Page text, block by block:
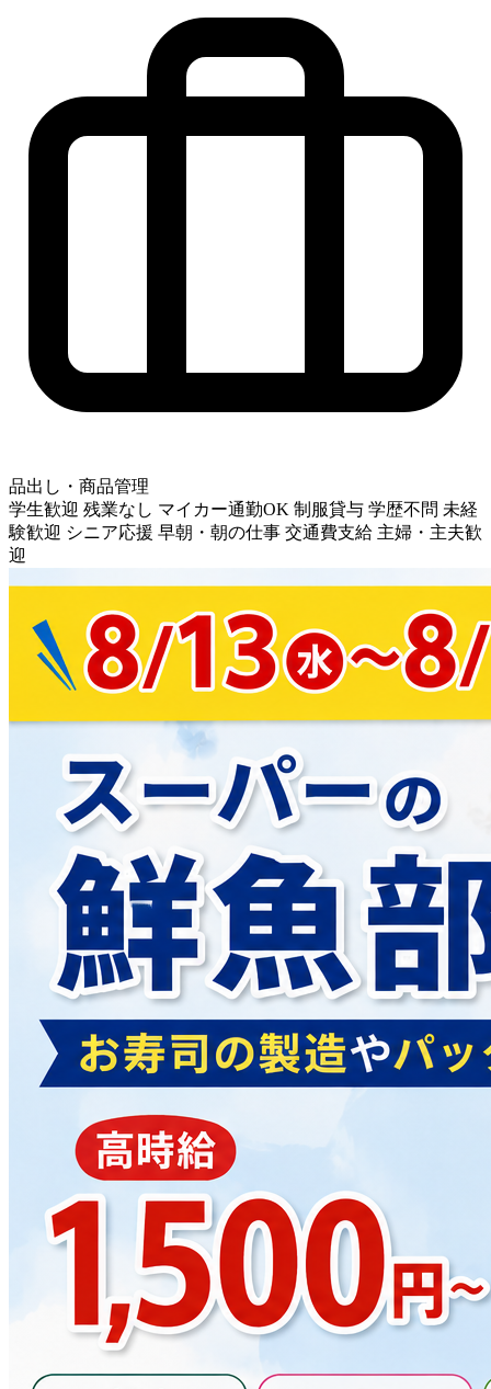
品出し・商品管理
学生歓迎 残業なし マイカー通勤OK 制服貸与 学歴不問 未経
験歓迎 シニア応援 早朝・朝の仕事 交通費支給 主婦・主夫歓
迎